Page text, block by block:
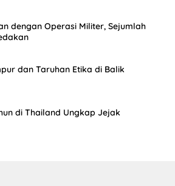
dengan Operasi Militer, Sejumlah
dan Taruhan Etika di Balik
di Thailand Ungkap Jejak